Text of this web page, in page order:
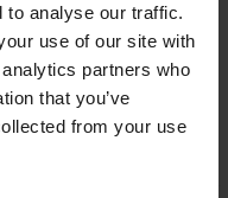
to analyse our traffic.
use of our site with
partners who
that you’ve
from your use
Ångerrätt
& Klagomål
Om 24mx.se
överensstämmelse